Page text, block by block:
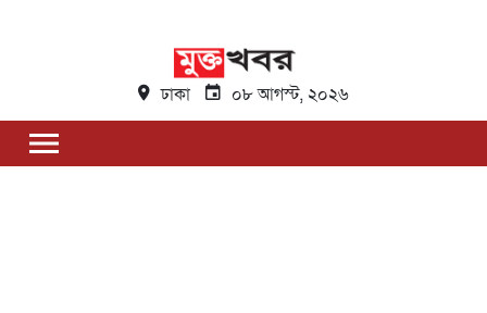
ঢাকা ০৮ আগস্ট, ২০২৬